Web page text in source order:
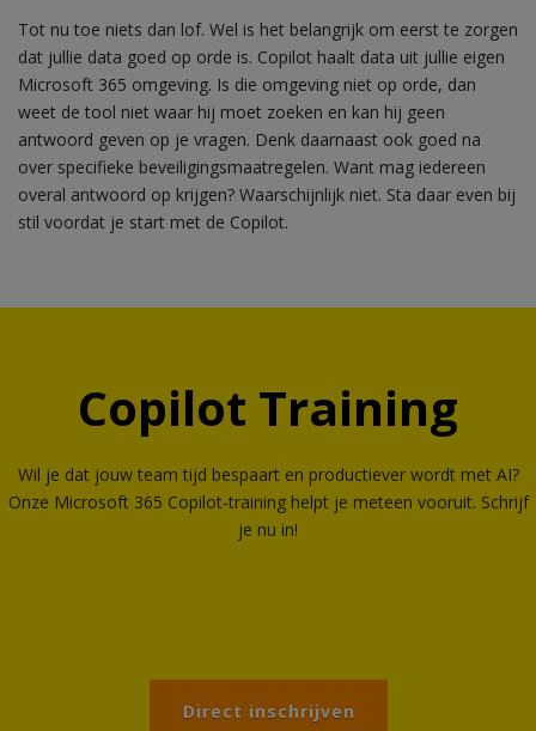
Tot nu toe niets dan lof. Wel is het belangrijk om eerst te zorgen
dat jullie data goed op orde is. Copilot haalt data uit jullie eigen
Microsoft 365 omgeving. Is die omgeving niet op orde, dan
weet de tool niet waar hij moet zoeken en kan hij geen
antwoord geven op je vragen. Denk daarnaast ook goed na
over specifieke beveiligingsmaatregelen. Want mag iedereen
overal antwoord op krijgen? Waarschijnlijk niet. Sta daar even bij
stil voordat je start met de Copilot.
Copilot Training
Wil je dat jouw team tijd bespaart en productiever wordt met AI?
Onze Microsoft 365 Copilot-training helpt je meteen vooruit. Schrijf
je nu in!
Direct inschrijven